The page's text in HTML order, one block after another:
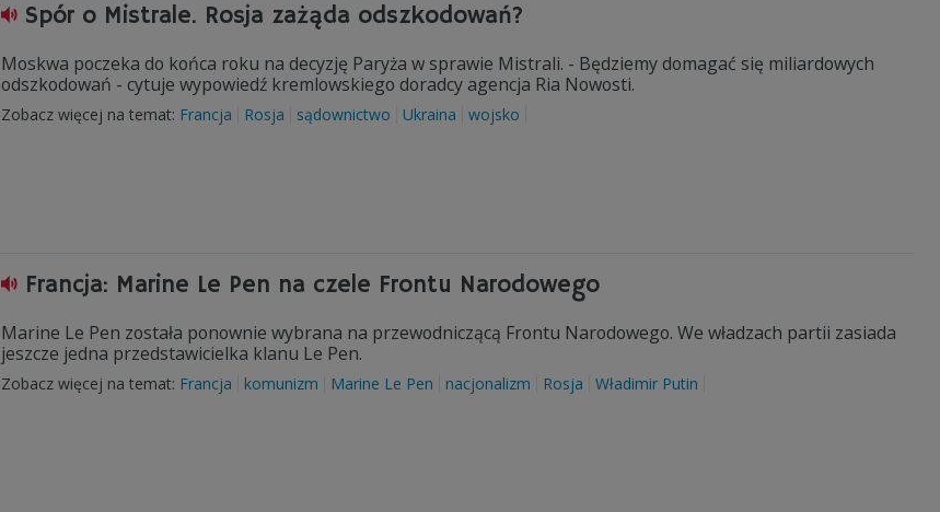
Spór o Mistrale. Rosja zażąda odszkodowań?
Moskwa poczeka do końca roku na decyzję Paryża w sprawie Mistrali. - Będziemy domagać się miliardowych
odszkodowań - cytuje wypowiedź kremlowskiego doradcy agencja Ria Nowosti.
Zobacz więcej na temat: Francja Rosja sądownictwo Ukraina wojsko
Francja: Marine Le Pen na czele Frontu Narodowego
Marine Le Pen została ponownie wybrana na przewodniczącą Frontu Narodowego. We władzach partii zasiada
jeszcze jedna przedstawicielka klanu Le Pen.
Zobacz więcej na temat: Francja komunizm Marine Le Pen nacjonalizm Rosja Władimir Putin